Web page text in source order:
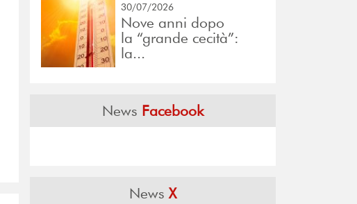
30/07/2026
Nove anni dopo
la “grande cecità”:
la...
News Facebook
NewsX